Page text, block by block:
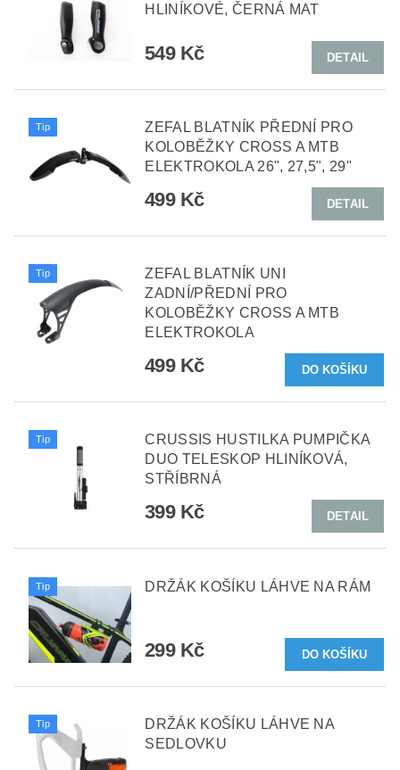
HLINÍKOVÉ, ČERNÁ MAT
549 Kč DETAIL
Tip
ZEFAL BLATNÍK PŘEDNÍ PRO
KOLOBĚŽKY CROSS A MTB
ELEKTROKOLA 26", 27,5", 29"
499 Kč DETAIL
Tip
ZEFAL BLATNÍK UNI
ZADNÍ/PŘEDNÍ PRO
KOLOBĚŽKY CROSS A MTB
ELEKTROKOLA
499 Kč
Tip
CRUSSIS HUSTILKA PUMPIČKA
DUO TELESKOP HLINÍKOVÁ,
STŘÍBRNÁ
399 Kč DETAIL
Tip DRŽÁK KOŠÍKU LÁHVE NA RÁM
299 Kč
Tip
DRŽÁK KOŠÍKU LÁHVE NA
SEDLOVKU